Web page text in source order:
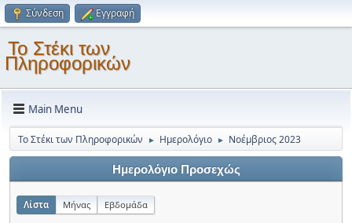
Σύνδεση Εγγραφή
Το Στέκι των
Πληροφορικών
Main Menu
Το Στέκι των Πληροφορικών ► Ημερολόγιο ► Νοέμβριος 2023
Ημερολόγιο Προσεχώς
Λίστα Μήνας Εβδομάδα